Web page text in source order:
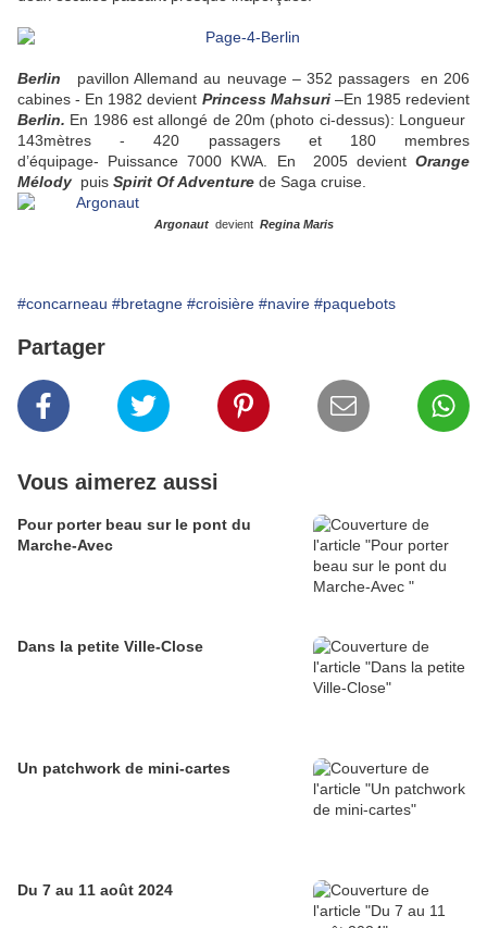
Berlin
pavillon Allemand au neuvage – 352 passagers en 206
cabines - En 1982 devient Princess Mahsuri –En 1985 redevient
Berlin. En 1986 est allongé de 20m (photo ci-dessus): Longueur
143mètres - 420 passagers et 180 membres
d’équipage- Puissance 7000 KWA. En
2005 devient Orange
Mélody puis Spirit Of Adventure de Saga cruise.
Argonaut devient Regina Maris
#concarneau #bretagne #croisière #navire #paquebots
Partager
Vous aimerez aussi
Pour porter beau sur le pont du
Marche-Avec
Dans la petite Ville-Close
Un patchwork de mini-cartes
Du 7 au 11 août 2024